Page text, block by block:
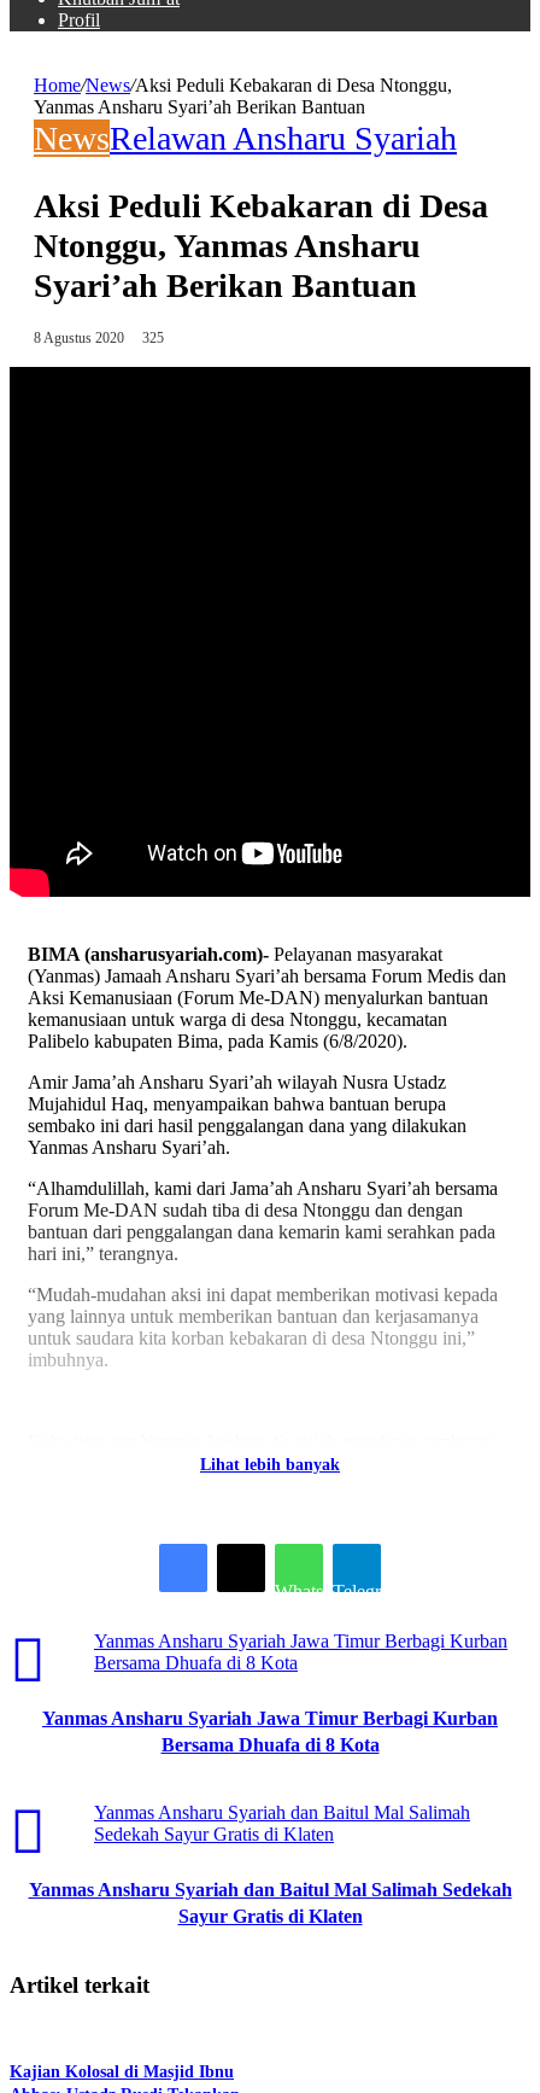
Profil
Home/News/Aksi Peduli Kebakaran di Desa Ntonggu,
Yanmas Ansharu Syari’ah Berikan Bantuan
NewsRelawan Ansharu Syariah
Aksi Peduli Kebakaran di Desa
Ntonggu, Yanmas Ansharu
Syari’ah Berikan Bantuan
8 Agustus 2020 325
BIMA (ansharusyariah.com)- Pelayanan masyarakat
(Yanmas) Jamaah Ansharu Syari’ah bersama Forum Medis dan
Aksi Kemanusiaan (Forum Me-DAN) menyalurkan bantuan
kemanusiaan untuk warga di desa Ntonggu, kecamatan
Palibelo kabupaten Bima, pada Kamis (6/8/2020).
Amir Jama’ah Ansharu Syari’ah wilayah Nusra Ustadz
Mujahidul Haq, menyampaikan bahwa bantuan berupa
sembako ini dari hasil penggalangan dana yang dilakukan
Yanmas Ansharu Syari’ah.
“Alhamdulillah, kami dari Jama’ah Ansharu Syari’ah bersama
Forum Me-DAN sudah tiba di desa Ntonggu dan dengan
bantuan dari penggalangan dana kemarin kami serahkan pada
hari ini,” terangnya.
“Mudah-mudahan aksi ini dapat memberikan motivasi kepada
yang lainnya untuk memberikan bantuan dan kerjasamanya
untuk saudara kita korban kebakaran di desa Ntonggu ini,”
imbuhnya.
positif dari warga yang menjadi korban kebakaran.
tanganan bapak ibu, Allah mencatat sebagai amal ibadah dan
Drs.H.Lukman, M.Si selaku koordinator posko induk.
Sebagaimana yang diberitakan, kebakaran telah terjadi di Desa
Ntonggu (30/07/2020) mengakibatkan 54 KK kehilangan
tempat tinggal.
Reporter: Hamid
Lihat lebih banyak
WhatsAppTelegram
Yanmas Ansharu Syariah Jawa Timur Berbagi Kurban
Bersama Dhuafa di 8 Kota
Yanmas Ansharu Syariah Jawa Timur Berbagi Kurban
Bersama Dhuafa di 8 Kota
Yanmas Ansharu Syariah dan Baitul Mal Salimah
Sedekah Sayur Gratis di Klaten
Yanmas Ansharu Syariah dan Baitul Mal Salimah Sedekah
Sayur Gratis di Klaten
Artikel terkait
Kajian Kolosal di Masjid Ibnu